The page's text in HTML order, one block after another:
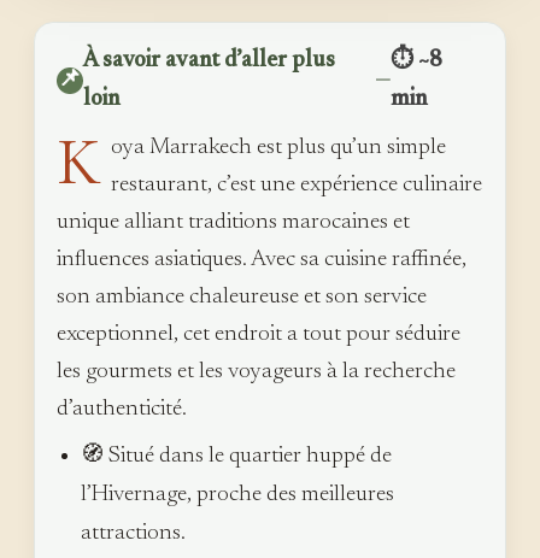
📌
À savoir avant d’aller plus
loin
—
⏱ ~8
min
K oya Marrakech est plus qu’un simple
restaurant, c’est une expérience culinaire
unique alliant traditions marocaines et
influences asiatiques. Avec sa cuisine raffinée,
son ambiance chaleureuse et son service
exceptionnel, cet endroit a tout pour séduire
les gourmets et les voyageurs à la recherche
d’authenticité.
🧭 Situé dans le quartier huppé de
l’Hivernage, proche des meilleures
attractions.